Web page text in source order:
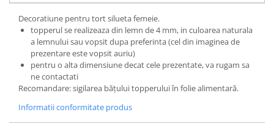
Cutii pentru vin
Suporturi pahare
Diverse
Cutii aranjamente florale
Placute ABS (metalex)
% Promotii
Decoratiune pentru tort silueta femeie.
topperul se realizeaza din lemn de 4 mm, in culoarea naturala
a lemnului sau vopsit dupa preferinta (cel din imaginea de
prezentare este vopsit auriu)
pentru o alta dimensiune decat cele prezentate, va rugam sa
ne contactati
Recomandare: sigilarea băţului topperului în folie alimentară.
Informatii conformitate produs